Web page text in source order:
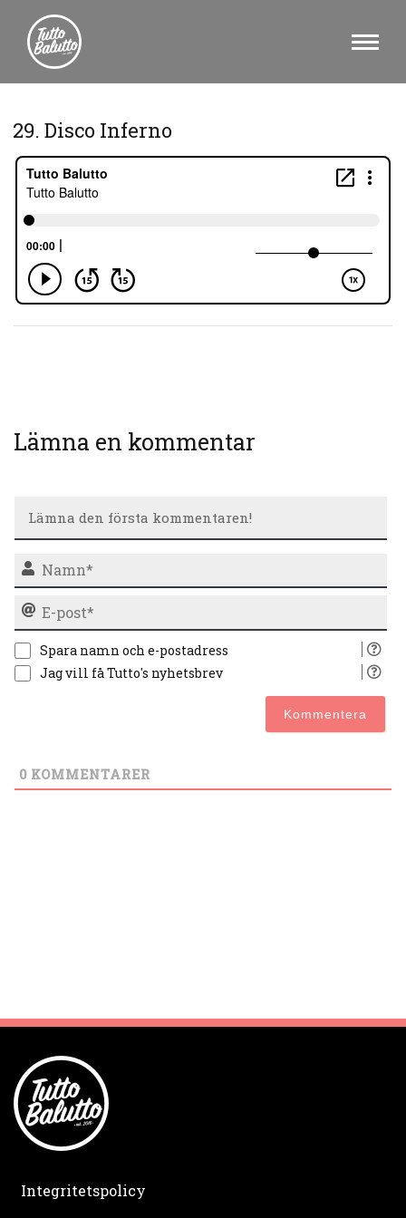
29. Disco Inferno
Lämna en kommentar
Spara namn och e-postadress
Jag vill få Tutto's nyhetsbrev
0 KOMMENTARER
Integritetspolicy